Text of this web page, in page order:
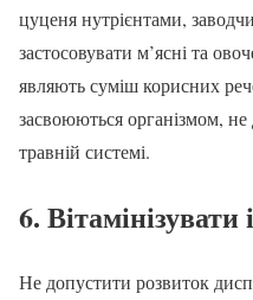
цуценя нутрієнтами,
застосовувати м’ясні та
являють суміш корисних
засвоюються організмом,
травній системі.
6. Вітамінізувати
Не допустити розвиток